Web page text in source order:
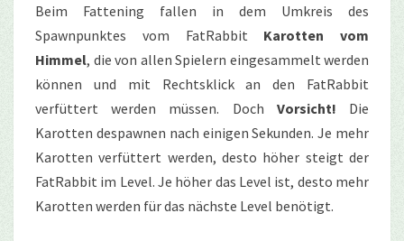
Beim Fattening fallen in dem Umkreis des
Spawnpunktes vom FatRabbit Karotten vom
Himmel, die von allen Spielern eingesammelt werden
können und mit Rechtsklick an den FatRabbit
verfüttert werden müssen. Doch Vorsicht! Die
Karotten despawnen nach einigen Sekunden. Je mehr
Karotten verfüttert werden, desto höher steigt der
FatRabbit im Level. Je höher das Level ist, desto mehr
Karotten werden für das nächste Level benötigt.